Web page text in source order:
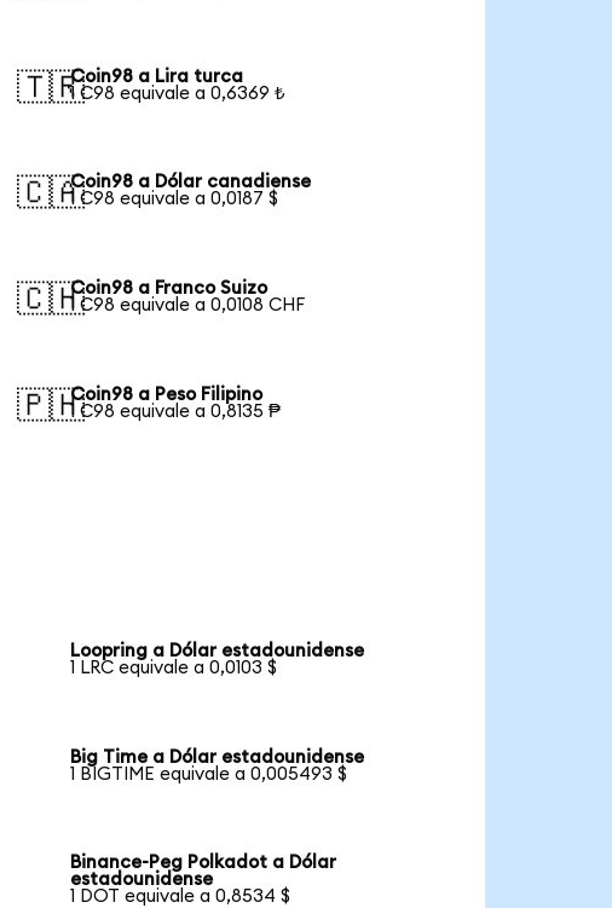
🇹🇷Coin98 a Lira turca
1 C98 equivale a 0,6369 ₺
🇨🇦Coin98 a Dólar canadiense
1 C98 equivale a 0,0187 $
🇨🇭Coin98 a Franco Suizo
1 C98 equivale a 0,0108 CHF
🇵🇭Coin98 a Peso Filipino
1 C98 equivale a 0,8135 ₱
Loopring a Dólar estadounidense
1 LRC equivale a 0,0103 $
Big Time a Dólar estadounidense
1 BIGTIME equivale a 0,005493 $
Binance-Peg Polkadot a Dólar
estadounidense
1 DOT equivale a 0,8534 $